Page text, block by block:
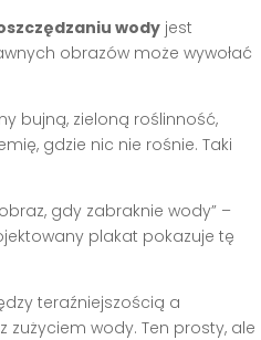
wody jest
obrazów może wywołać
bujną, zieloną roślinność,
gdzie nic nie rośnie. Taki
gdy zabraknie wody” –
plakat pokazuje tę
teraźniejszością a
zużyciem wody. Ten prosty, ale